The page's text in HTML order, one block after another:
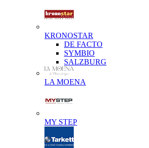
KRONOSTAR
DE FACTO
SYMBIO
SALZBURG
LA MOENA
MY STEP